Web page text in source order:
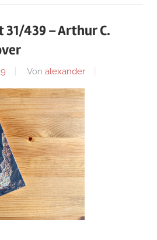
31/439 – Arthur C.
Von alexander